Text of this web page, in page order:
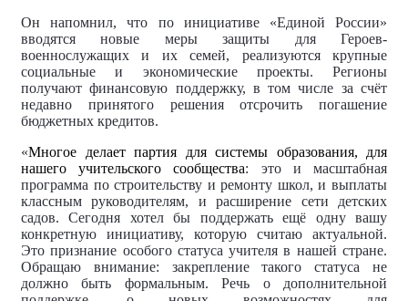
Он напомнил, что по инициативе «Единой России»
вводятся новые меры защиты для Героев-
военнослужащих и их семей, реализуются крупные
социальные и экономические проекты. Регионы
получают финансовую поддержку, в том числе за счёт
недавно принятого решения отсрочить погашение
бюджетных кредитов.
«Многое делает партия для системы образования, для
нашего учительского сообщества: это и масштабная
программа по строительству и ремонту школ, и выплаты
классным руководителям, и расширение сети детских
садов. Сегодня хотел бы поддержать ещё одну вашу
конкретную инициативу, которую считаю актуальной.
Это признание особого статуса учителя в нашей стране.
Обращаю внимание: закрепление такого статуса не
должно быть формальным. Речь о дополнительной